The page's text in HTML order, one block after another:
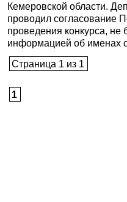
Кемеровской области.
проводил согласование
проведения конкурса,
информацией об именах
Страница 1 из 1
1